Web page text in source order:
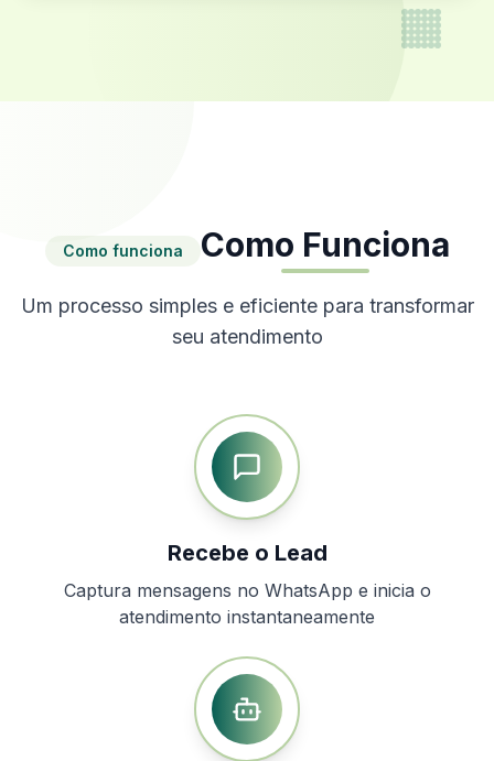
Como funciona Como Funciona
Um processo simples e eficiente para transformar
seu atendimento
Recebe o Lead
Captura mensagens no WhatsApp e inicia o
atendimento instantaneamente